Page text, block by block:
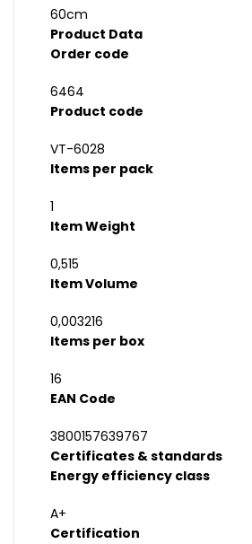
60cm
Product Data
Order code
6464
Product code
VT-6028
Items per pack
1
Item Weight
0,515
Item Volume
0,003216
Items per box
16
EAN Code
3800157639767
Certificates & standards
Energy efficiency class
A+
Certification